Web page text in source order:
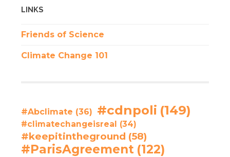
LINKS
Friends of Science
Climate Change 101
#Abclimate (36) #cdnpoli (149)
#climatechangeisreal (34)
#keepitintheground (58)
#ParisAgreement (122)